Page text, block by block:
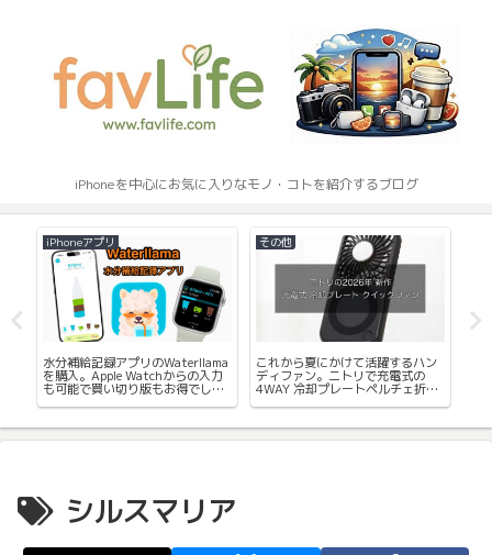
iPhoneを中心にお気に入りなモノ・コトを紹介するブログ
iPhoneアプリ
水分補給記録アプリのWaterllama
を購入。Apple Watchからの入力
も可能で買い切り版もお得でし
その他
これから夏にかけて活躍するハン
ディファン。ニトリで充電式の
4WAY 冷却プレートペルチェ折り
シルスマリア